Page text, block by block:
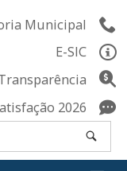
Municipal
E-SIC
2026